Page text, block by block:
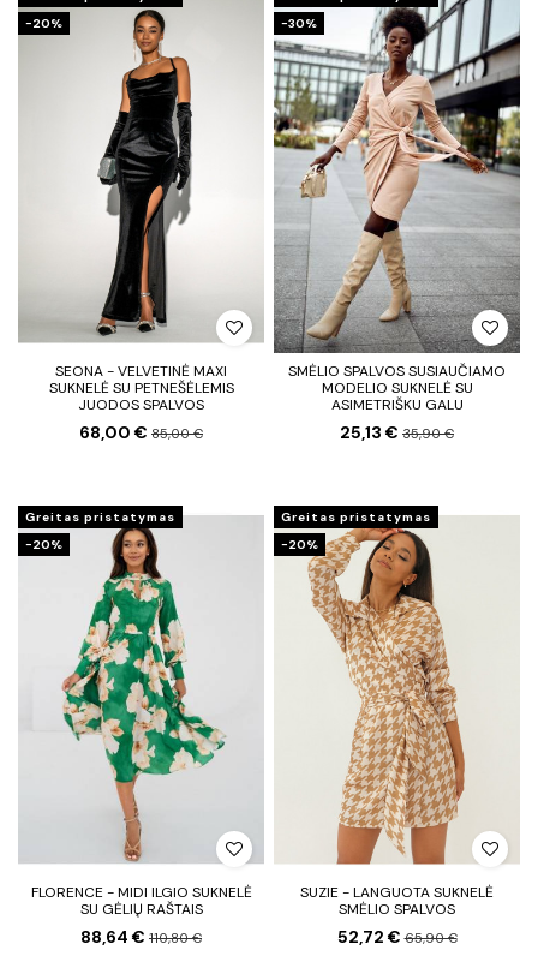
−20%
SEONA - VELVETINĖ MAXI
SUKNELĖ SU PETNEŠĖLEMIS
JUODOS SPALVOS
68,00 € 85,00 €
−30%
SMĖLIO SPALVOS SUSIAUČIAMO
MODELIO SUKNELĖ SU
ASIMETRIŠKU GALU
25,13 € 35,90 €
Greitas pristatymas
−20%
FLORENCE - MIDI ILGIO SUKNELĖ
SU GĖLIŲ RAŠTAIS
88,64 € 110,80 €
Greitas pristatymas
−20%
SUZIE - LANGUOTA SUKNELĖ
SMĖLIO SPALVOS
52,72 €65,90 €